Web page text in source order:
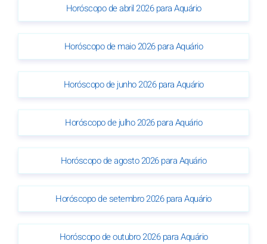
Horóscopo de abril 2026 para Aquário
Horóscopo de maio 2026 para Aquário
Horóscopo de junho 2026 para Aquário
Horóscopo de julho 2026 para Aquário
Horóscopo de agosto 2026 para Aquário
Horóscopo de setembro 2026 para Aquário
Horóscopo de outubro 2026 para Aquário